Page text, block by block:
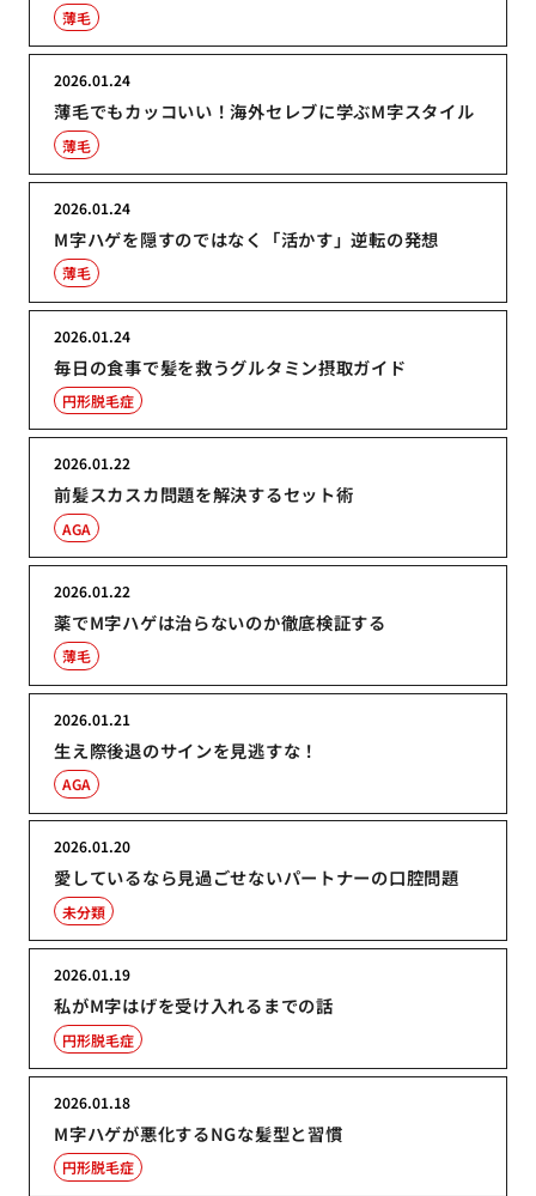
薄毛
薄毛でもカッコいい！海外セレブに学ぶM字スタイル
2026.01.24
薄毛
M字ハゲを隠すのではなく「活かす」逆転の発想
2026.01.24
薄毛
毎日の食事で髪を救うグルタミン摂取ガイド
2026.01.24
円形脱毛症
前髪スカスカ問題を解決するセット術
2026.01.22
AGA
薬でM字ハゲは治らないのか徹底検証する
2026.01.22
薄毛
生え際後退のサインを見逃すな！
2026.01.21
AGA
愛しているなら見過ごせないパートナーの口腔問題
2026.01.20
未分類
私がM字はげを受け入れるまでの話
2026.01.19
円形脱毛症
M字ハゲが悪化するNGな髪型と習慣
2026.01.18
円形脱毛症